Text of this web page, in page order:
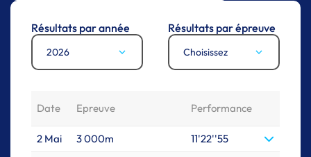
Résultats par année
2026
Résultats par épreuve
Choisissez
Date Epreuve Performance
2 Mai 3 000m
11'22''55